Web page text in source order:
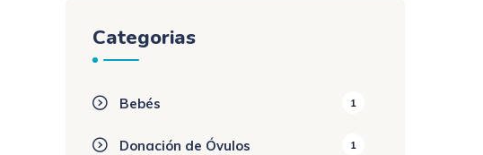
Categorias
Bebés 1
Donación de Óvulos 1